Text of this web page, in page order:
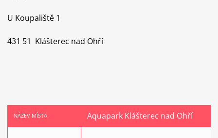
U Koupaliště 1
431 51 Klášterec nad Ohří
NÁZEV MÍSTA Aquapark Klášterec nad Ohří